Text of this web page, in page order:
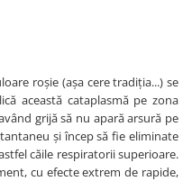
roşie (aşa cere tradiţia...) se
această cataplasmă pe zona
grijă să nu apară arsură pe
şi încep să fie eliminate
căile respiratorii superioare.
cu efecte extrem de rapide,